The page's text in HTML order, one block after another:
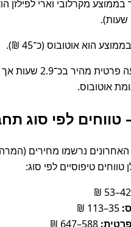
מקרלובי וארי לפילזן
הוא אוטובוס (כ־45 ₪).
שימו לב: הסעה פרטית מהיר
טווחים לפי סוג
האחרונים נרשמו מחירים (המרה
טיפוסיים לפי סוג: